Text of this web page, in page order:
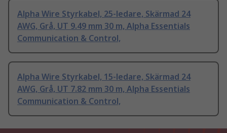
Alpha Wire Styrkabel, 25-ledare, Skärmad 24
AWG, Grå, UT 9.49 mm 30 m, Alpha Essentials
Communication & Control,
Alpha Wire Styrkabel, 15-ledare, Skärmad 24
AWG, Grå, UT 7.82 mm 30 m, Alpha Essentials
Communication & Control,